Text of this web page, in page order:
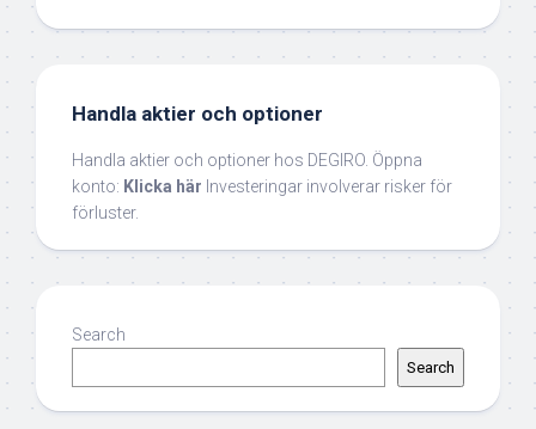
Handla aktier och optioner
Handla aktier och optioner hos DEGIRO. Öppna
konto: Klicka här Investeringar involverar risker för
förluster.
Search
Search